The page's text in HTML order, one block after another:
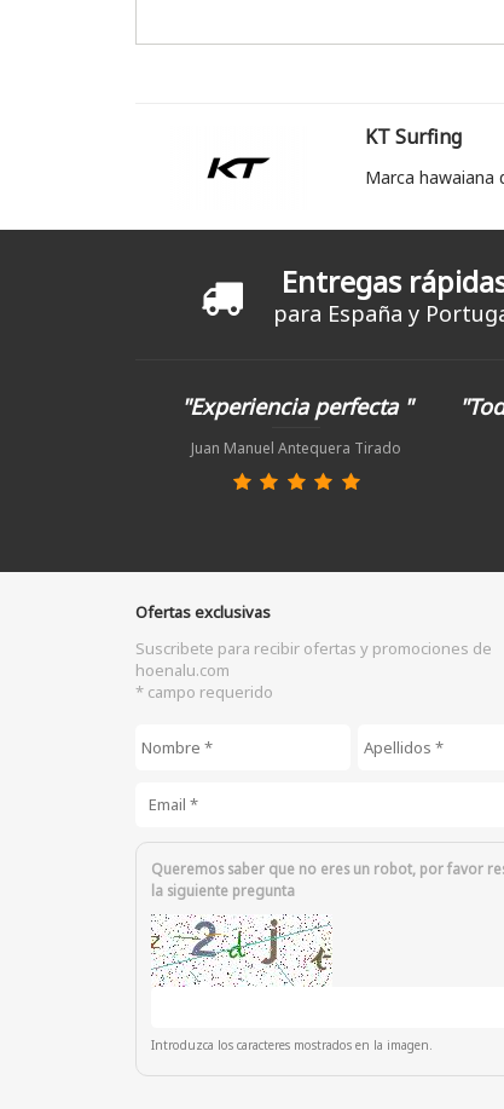
KT Surfing
Marca hawaiana
Entregas
para España y
"Experiencia perfecta "
Juan Manuel Antequera Tirado
Ofertas exclusivas
Suscribete para recibir ofertas y promociones de
hoenalu.com
* campo requerido
*
Queremos saber que no eres un robot, por favor
la siguiente pregunta
Introduzca los caracteres mostrados en la imagen.